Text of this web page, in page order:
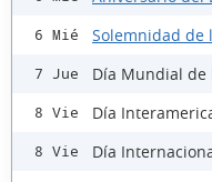
6 Mié Solemnidad de
7 Jue Día Mundial de
8 Vie Día
8 Vie
Día